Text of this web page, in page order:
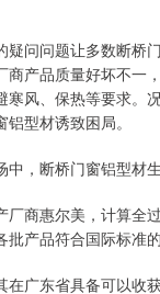
疑问问题让多数断桥
商产品质量好坏不一
寒风、保热等要求。
型材诱致困局。
，断桥门窗铝型材
厂商惠尔美，计算全
产品符合国际标准
广东省具备可以收